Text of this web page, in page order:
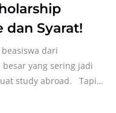
dan Syarat!
dari
yang sering jadi
study abroad. Tapi,